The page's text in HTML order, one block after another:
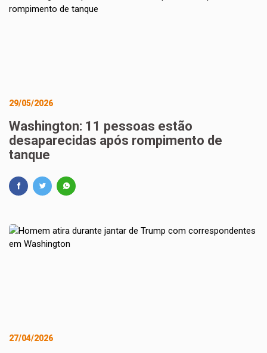
29/05/2026
Washington: 11 pessoas estão
desaparecidas após rompimento de
tanque
27/04/2026